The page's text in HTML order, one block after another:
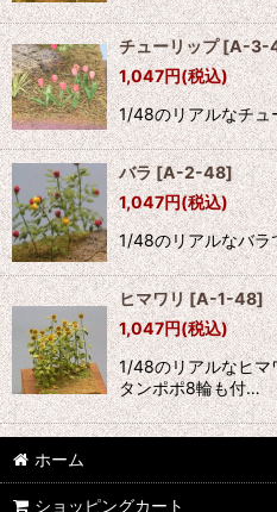
チューリップ [A-3-
1,047円(税込)
1/48のリアルなチュ
バラ[A-2-48]
1,047円(税込)
1/48のリアルなバラ
ヒマワリ [A-1-48]
1,047円(税込)
1/48のリアルなヒマ
タンポポ8輪も付…
ホーム
ショッピングカート